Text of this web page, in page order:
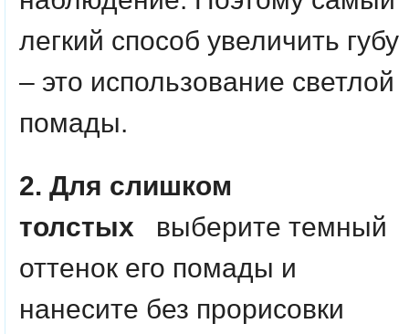
легкий способ увеличить губу
– это использование светлой
помады.
2. Для слишком
толстых
выберите темный
оттенок его помады и
нанесите без прорисовки